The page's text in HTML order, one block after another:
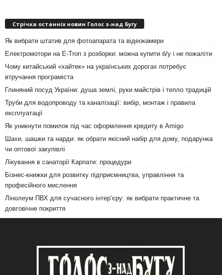
Стрічка останніх новин Голос з-над Бугу
Як вибрати штатив для фотоапарата та відеокамери
Електромотори на E-Tron з розборки: можна купити б/у і не пожаліти
Чому китайський «хайтек» на українських дорогах потребує
втручання програміста
Глиняний посуд України: душа землі, руки майстрів і тепло традицій
Труби для водопроводу та каналізації: вибір, монтаж і правила
експлуатації
Як уникнути помилок під час оформлення кредиту в Amigo
Шахи, шашки та нарди: як обрати якісний набір для дому, подарунка
чи оптової закупівлі
Лікування в санаторії Карпати: процедури
Бізнес-книжки для розвитку підприємництва, управління та
професійного мислення
Лінолеум ПВХ для сучасного інтер’єру: як вибрати практичне та
довговічне покриття